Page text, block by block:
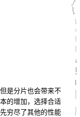
是分片也会带来不
的增加，选择合适
穷尽了其他的性能